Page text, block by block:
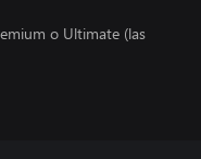
o Ultimate (las